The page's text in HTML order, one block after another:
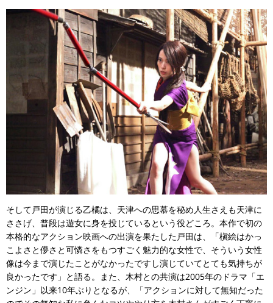
そして戸田が演じる乙橘は、天津への思慕を秘め人生さえも天津に
ささげ、普段は遊女に身を投じているという役どころ。本作で初の
本格的なアクション映画への出演を果たした戸田は、「槇絵はかっ
こよさと儚さと可憐さをもつすごく魅力的な女性で、そういう女性
像は今まで演じたことがなかったですし演じていてとても気持ちが
良かったです」と語る。また、木村との共演は2005年のドラマ「エ
ンジン」以来10年ぶりとなるが、「アクションに対して無知だった